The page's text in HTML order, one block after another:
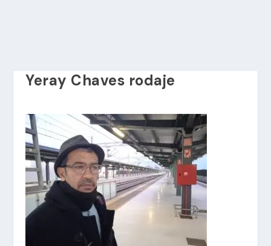
Yeray Chaves rodaje